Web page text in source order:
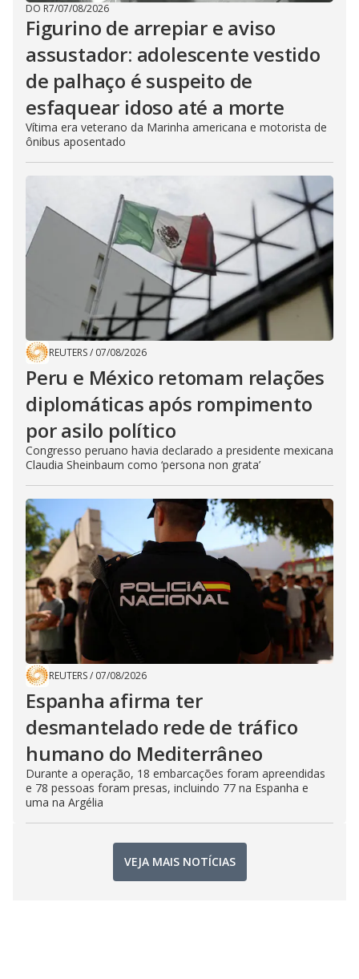
DO R7/07/08/2026
Figurino de arrepiar e aviso
assustador: adolescente vestido
de palhaço é suspeito de
esfaquear idoso até a morte
Vítima era veterano da Marinha americana e motorista de
ônibus aposentado
REUTERS/ 07/08/2026
Peru e México retomam relações
diplomáticas após rompimento
por asilo político
Congresso peruano havia declarado a presidente mexicana
Claudia Sheinbaum como ‘persona non grata’
REUTERS/ 07/08/2026
Espanha afirma ter
desmantelado rede de tráfico
humano do Mediterrâneo
Durante a operação, 18 embarcações foram apreendidas
e 78 pessoas foram presas, incluindo 77 na Espanha e
uma na Argélia
VEJA MAIS NOTÍCIAS